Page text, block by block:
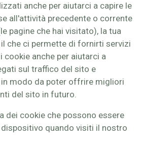
anche per aiutarci a capire le
all'attività precedente o corrente
pagine che hai visitato), la tua
il che ci permette di fornirti servizi
anche per aiutarci a
sul traffico del sito e
modo da poter offrire migliori
del sito in futuro.
dei cookie che possono essere
quando visiti il nostro